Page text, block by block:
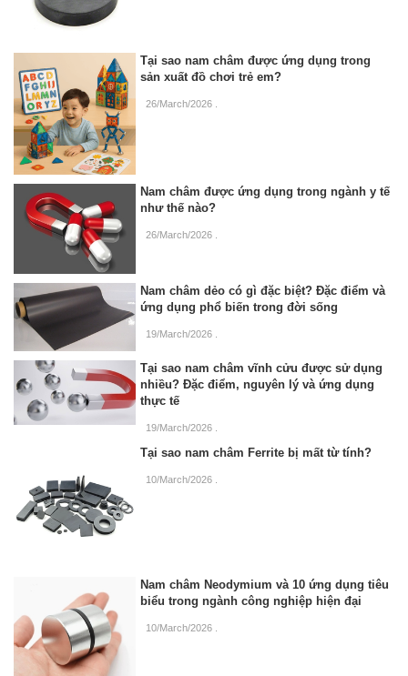
Tại sao nam châm được ứng dụng trong
sản xuất đồ chơi trẻ em?
26/March/2026
Nam châm được ứng dụng trong ngành y tế
như thế nào?
26/March/2026
Nam châm dẻo có gì đặc biệt? Đặc điểm và
ứng dụng phổ biến trong đời sống
19/March/2026
Tại sao nam châm vĩnh cửu được sử dụng
nhiều? Đặc điểm, nguyên lý và ứng dụng
thực tế
19/March/2026
Tại sao nam châm Ferrite bị mất từ tính?
10/March/2026
Nam châm Neodymium và 10 ứng dụng tiêu
biểu trong ngành công nghiệp hiện đại
10/March/2026